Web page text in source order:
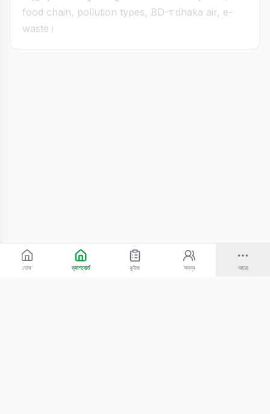
food chain, pollution types, BD-র dhaka air, e-
waste।
হোম ড্যাশবোর্ড কুইজ সদস্য আরো